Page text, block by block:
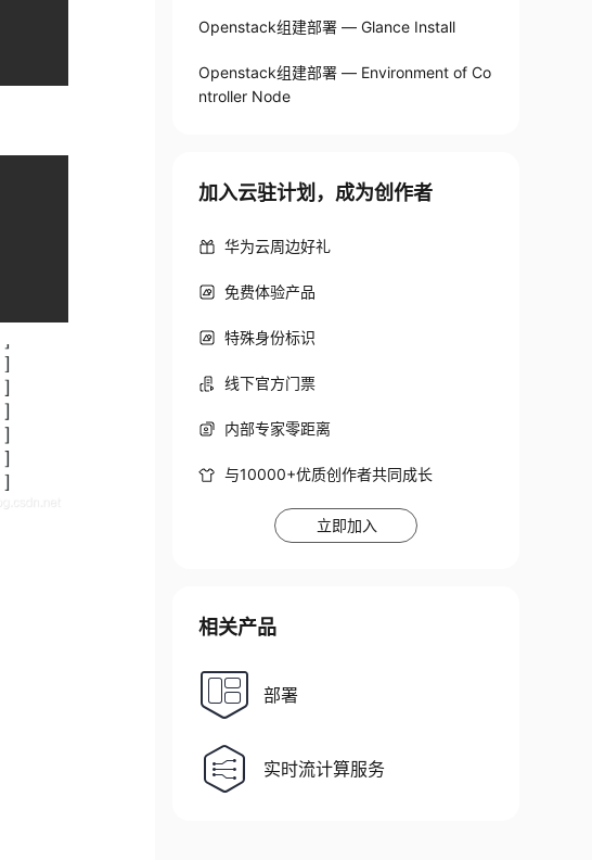
Openstack组建部署 — Glance Install
Openstack组建部署 — Environment of Co
ntroller Node
加入云驻计划，成为创作者
华为云周边好礼
免费体验产品
特殊身份标识
线下官方门票
内部专家零距离
与10000+优质创作者共同成长
立即加入
相关产品
部署
实时流计算服务